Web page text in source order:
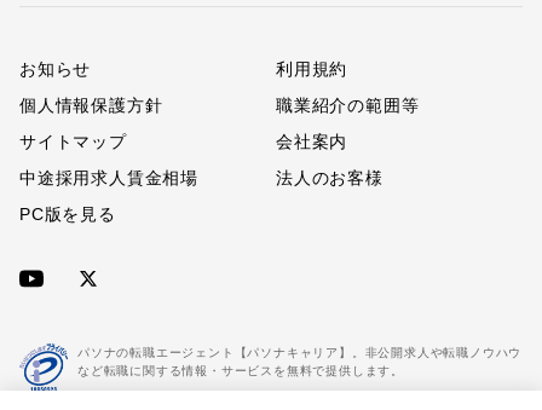
お知らせ
利用規約
個人情報保護方針
職業紹介の範囲等
サイトマップ
会社案内
中途採用求人賃金相場
法人のお客様
PC版を見る
パソナの転職エージェント【パソナキャリア】。非公開求人や転職ノウハウ
など転職に関する情報・サービスを無料で提供します。